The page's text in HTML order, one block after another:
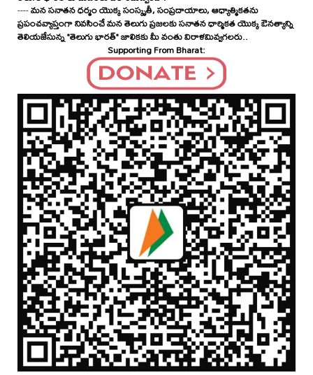
----మన సనాతన ధర్మం యొక్క సంస్కృతీ, సంప్రదాయాలు, ఆధ్యాత్మికతను
ప్రపంచవ్యాప్తంగా నివసించే మన తెలుగు ప్రజలకు సనాతన ధార్మికత యొక్క ఔనత్యాన్ని
తెలియజేసున్న "తెలుగు భారత్" జాలికకు మీ వంతు విరాళమివ్వగలరు..
Supporting From Bharat: